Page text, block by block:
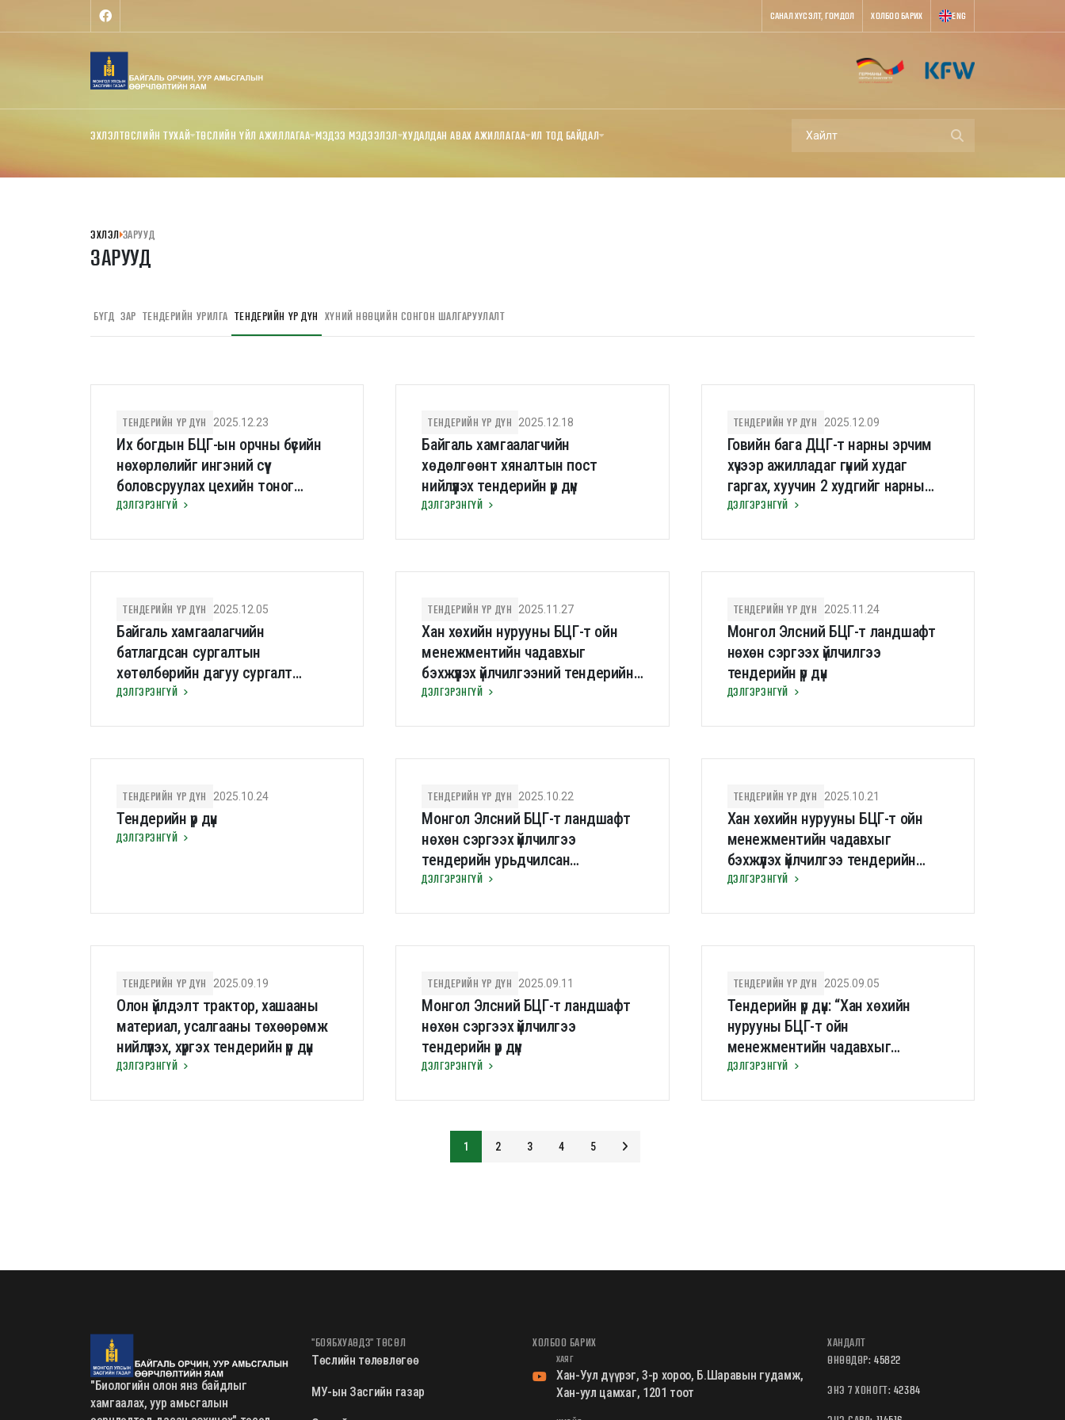
САНАЛ ХҮСЭЛТ, ГОМДОЛ ХОЛБОО БАРИХ ENG
ЭХЛЭЛТӨСЛИЙН ТУХАЙ ТӨСЛИЙН ҮЙЛ АЖИЛЛАГАА МЭДЭЭ МЭДЭЭЛЭЛ ХУДАЛДАН АВАХ АЖИЛЛАГАА ИЛ ТОД БАЙДАЛ
ЭХЛЭЛ ЗАРУУД
ЗАРУУД
БҮГД ЗАР ТЕНДЕРИЙН УРИЛГА ТЕНДЕРИЙН ҮР ДҮН ХҮНИЙ НӨӨЦИЙН СОНГОН ШАЛГАРУУЛАЛТ
ТЕНДЕРИЙН ҮР ДҮН 2025.12.23
Их богдын БЦГ-ын орчны бүсийн
нөхөрлөлийг ингэний сүү
боловсруулах цехийн тоног
төхөөрөмжөөр хангах тендерийн
ДЭЛГЭРЭНГҮЙ
ТЕНДЕРИЙН ҮР ДҮН 2025.12.18
Байгаль хамгаалагчийн
хөдөлгөөнт хяналтын пост
нийлүүлэх тендерийн үр дүн
ДЭЛГЭРЭНГҮЙ
ТЕНДЕРИЙН ҮР ДҮН 2025.12.09
Говийн бага ДЦГ-т нарны эрчим
хүчээр ажилладаг гүний худаг
гаргах, хуучин 2 худгийг нарны
өргүүрээр тоноглох тендерийн үр дүн
ДЭЛГЭРЭНГҮЙ
ТЕНДЕРИЙН ҮР ДҮН 2025.12.05
Байгаль хамгаалагчийн
батлагдсан сургалтын
хөтөлбөрийн дагуу сургалт
зохион байгуулах зөвлөх
ДЭЛГЭРЭНГҮЙ
ТЕНДЕРИЙН ҮР ДҮН 2025.11.27
Хан хөхийн нурууны БЦГ-т ойн
менежментийн чадавхыг
бэхжүүлэх үйлчилгээний тендерийн
үр дүн
ДЭЛГЭРЭНГҮЙ
ТЕНДЕРИЙН ҮР ДҮН 2025.11.24
Монгол Элсний БЦГ-т ландшафт
нөхөн сэргээх үйлчилгээ
тендерийн үр дүн
ДЭЛГЭРЭНГҮЙ
ТЕНДЕРИЙН ҮР ДҮН 2025.10.24
Тендерийн үр дүн
ДЭЛГЭРЭНГҮЙ
ТЕНДЕРИЙН ҮР ДҮН 2025.10.22
Монгол Элсний БЦГ-т ландшафт
нөхөн сэргээх үйлчилгээ
тендерийн урьдчилсан
шалгаруулалтын үр дүн
ДЭЛГЭРЭНГҮЙ
ТЕНДЕРИЙН ҮР ДҮН 2025.10.21
Хан хөхийн нурууны БЦГ-т ойн
менежментийн чадавхыг
бэхжүүлэх үйлчилгээ тендерийн
урьдчилсан шалгаруулалтын үр дүн
ДЭЛГЭРЭНГҮЙ
ТЕНДЕРИЙН ҮР ДҮН 2025.09.19
Олон үйлдэлт трактор, хашааны
материал, усалгааны төхөөрөмж
нийлүүлэх, хүргэх тендерийн үр дүн
ДЭЛГЭРЭНГҮЙ
ТЕНДЕРИЙН ҮР ДҮН 2025.09.11
Монгол Элсний БЦГ-т ландшафт
нөхөн сэргээх үйлчилгээ
тендерийн үр дүн
ДЭЛГЭРЭНГҮЙ
ТЕНДЕРИЙН ҮР ДҮН 2025.09.05
Тендерийн үр дүн: “Хан хөхийн
нурууны БЦГ-т ойн
менежментийн чадавхыг
бэхжүүлэх үйлчилгээ"
ДЭЛГЭРЭНГҮЙ
1 2 3 4 5
"Биологийн олон янз байдлыг
хамгаалах, уур амьсгалын
"БОЯБХУАӨДЗ" ТӨСӨЛ
Төслийн төлөвлөгөө
МУ-ын Засгийн газар
ХОЛБОО БАРИХ
ХАЯГ
Хан-Уул дүүрэг, 3-р хороо, Б.Шаравын гудамж,
Хан-уул цамхаг, 1201 тоот
ХАНДАЛТ
ӨНӨӨДӨР:45822
ЭНЭ 7 ХОНОГТ: 42384